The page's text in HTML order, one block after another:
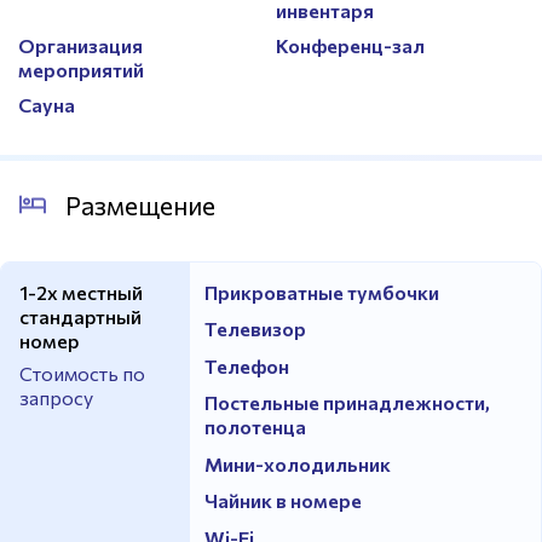
инвентаря
Организация
мероприятий
Конференц-зал
Сауна
Размещение
1-2х местный
стандартный
номер
Стоимость по
запросу
Прикроватные тумбочки
Телевизор
Телефон
Постельные принадлежности,
полотенца
Мини-холодильник
Чайник в номере